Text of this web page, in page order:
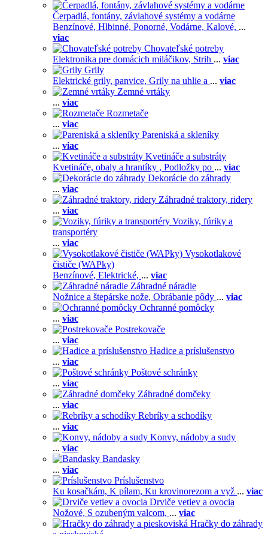
Čerpadlá, fontány, závlahové systémy a vodárne
Benzínové, Hlbinné, Ponorné, Vodárne, Kalové, ...
viac
Chovateľské potreby
Elektronika pre domácich miláčikov, Strih ... viac
Grily
Elektrické grily, panvice, Grily na uhlie a ... viac
Zemné vrtáky
... viac
Rozmetače
... viac
Pareniská a skleníky
... viac
Kvetináče a substráty
Kvetináče, obaly a hrantíky , Podložky po ... viac
Dekorácie do záhrady
... viac
Záhradné traktory, ridery
... viac
Voziky, fúriky a
transportéry
... viac
Vysokotlakové
čističe (WAPky)
Benzínové, Elektrické, ... viac
Záhradné náradie
Nožnice a štepárske nože, Obrábanie pôdy ... viac
Ochranné pomôcky
... viac
Postrekovače
... viac
Hadice a príslušenstvo
... viac
Poštové schránky
... viac
Záhradné domčeky
... viac
Rebríky a schodíky
... viac
Konvy, nádoby a sudy
... viac
Bandasky
... viac
Príslušenstvo
Ku kosačkám, K pílam, Ku krovinorezom a vyž ... viac
Drviče vetiev a ovocia
Nožové, S ozubeným valcom, ... viac
Hračky do záhrady